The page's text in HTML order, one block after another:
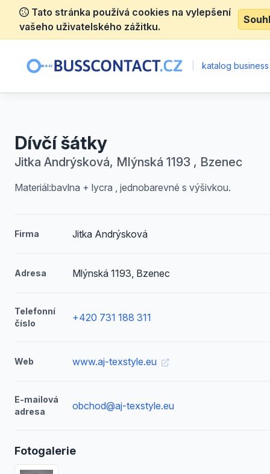
Tato stránka používá cookies na vylepšení
vašeho uživatelského zážitku.
katalog
Dívčí šátky
Jitka Andrýsková, Mlýnská 1193 , Bzenec
Materiál:bavlna + lycra , jednobarevné s výšivkou.
Firma Jitka Andrýsková
Adresa Mlýnská 1193, Bzenec
Telefonní
číslo
+420 731 188 311
Web www.aj-texstyle.eu
E-mailová
adresa
obchod@aj-texstyle.eu
Fotogalerie